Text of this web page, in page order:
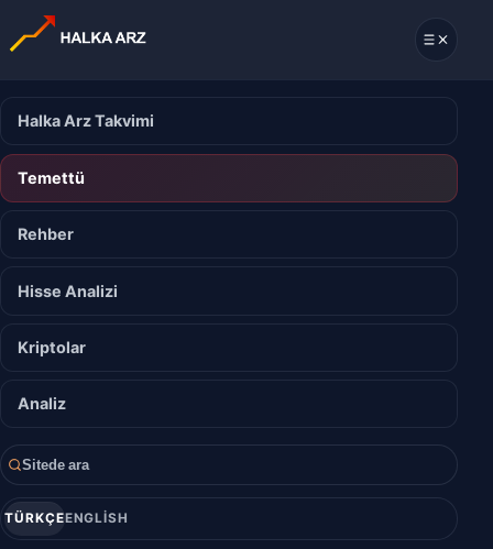
Halka Arz Takvimi
Temettü
Rehber
Hisse Analizi
Kriptolar
Analiz
Sitede ara
TÜRKÇEENGLISH